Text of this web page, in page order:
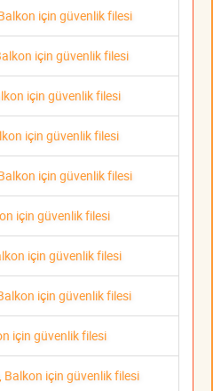
için güvenlik filesi
için güvenlik filesi
için güvenlik filesi
için güvenlik filesi
için güvenlik filesi
için güvenlik filesi
için güvenlik filesi
için güvenlik filesi
için güvenlik filesi
için güvenlik filesi